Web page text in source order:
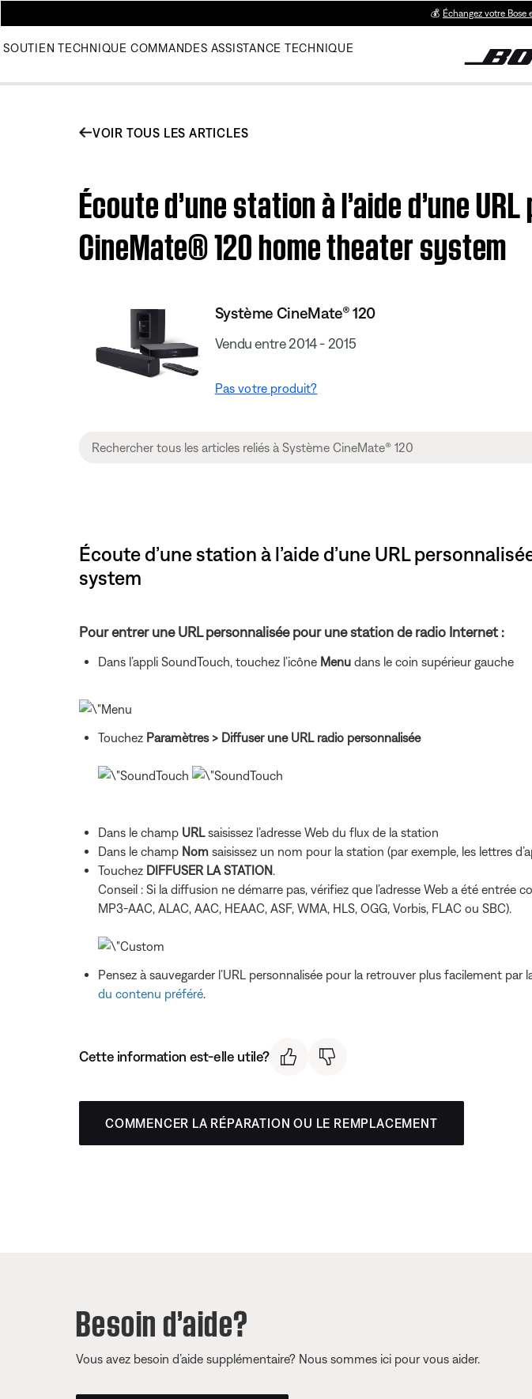
💰 Échangez votre Bose
SOUTIEN TECHNIQUE COMMANDES ASSISTANCE TECHNIQUE
VOIR TOUS LES ARTICLES
Écoute d’une station à l’aide d’une
CineMate® 120 home theater system
Système CineMate® 120
Vendu entre 2014 - 2015
Pas votre produit?
Écoute d’une station à l’aide d’une URL
system
Pour entrer une URL personnalisée pour une station de radio Internet :
Dans l’appli SoundTouch, touchez l’icône Menu dans le coin supérieur gauche
Touchez Paramètres > Diffuser une URL radio personnalisée
Dans le champ URL saisissez l’adresse Web du flux de la station
Dans le champ Nom saisissez un nom pour la station (par exemple, les lettres
Touchez DIFFUSER LA STATION
Conseil : Si la diffusion ne démarre pas, vérifiez que l’adresse Web a été
MP3-AAC, ALAC, AAC, HEAAC, ASF, WMA, HLS, OGG, Vorbis, FLAC ou SBC).
Pensez à sauvegarder l’URL personnalisée pour la retrouver plus facilement par
du contenu préféré
Cette information est-elle utile?
COMMENCER LA RÉPARATION OU LE REMPLACEMENT
Besoin d’aide?
Vous avez besoin d’aide supplémentaire? Nous sommes ici pour vous aider.